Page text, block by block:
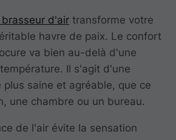
d'air transforme votre
havre de paix. Le confort
va bien au-delà d'une
Il s'agit d'une
plus saine et agréable, que ce
une chambre ou un bureau.
de l'air évite la sensation